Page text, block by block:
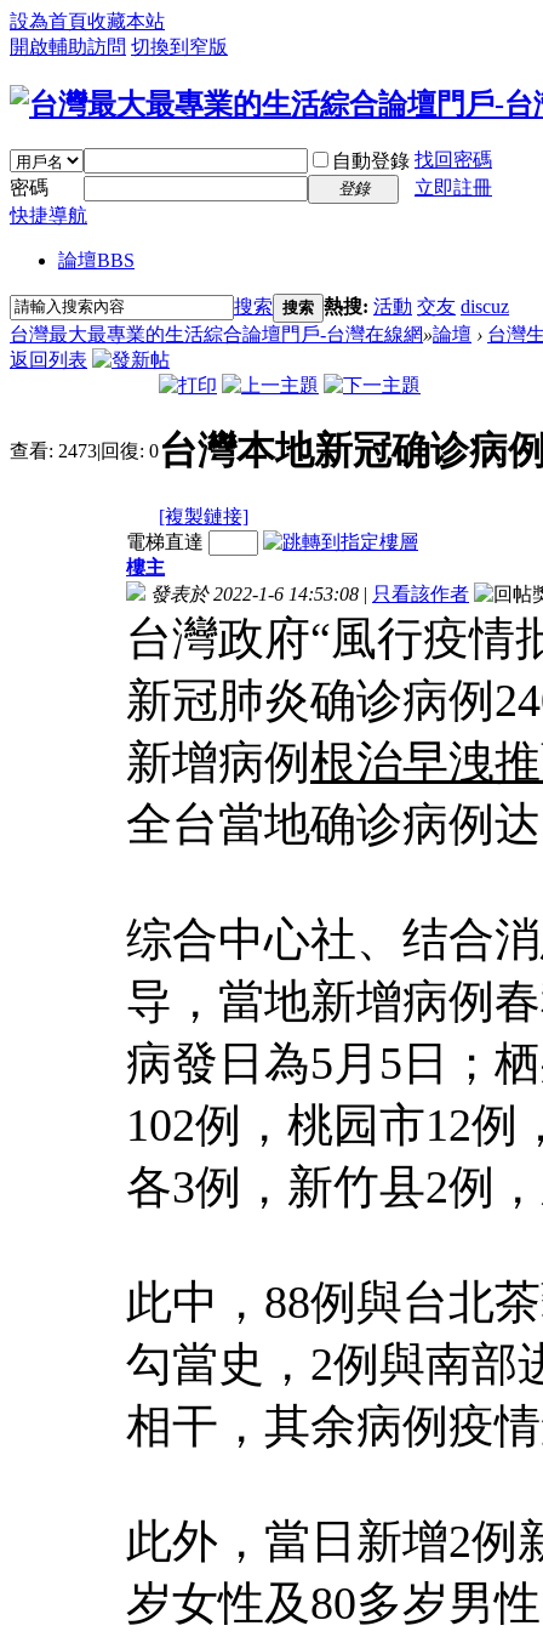
設為首頁收藏本站
開啟輔助訪問 切換到窄版
自動登錄 找回密碼
密碼
登錄
立即註冊
快捷導航
論壇BBS
搜索 搜索 熱搜: 活動 交友 discuz
台灣最大最專業的生活綜合論壇門戶-台灣在線網»論壇 › 台灣
返回列表
查看: 2473|回復: 0台灣本地新冠确诊病
[複製鏈接]
電梯直達
樓主
發表於 2022-1-6 14:53:08 | 只看該作者
台灣政府“風行疫情
新冠肺炎确诊病例
新增病例根治早洩
全台當地确诊病例
综合中心社、结合
导，當地新增病例
病發日為5月5日；
102例，桃园市12
各3例，新竹县2例
此中，88例與台北
勾當史，2例與南部
相干，其余病例疫
此外，當日新增2例
岁女性及80多岁男